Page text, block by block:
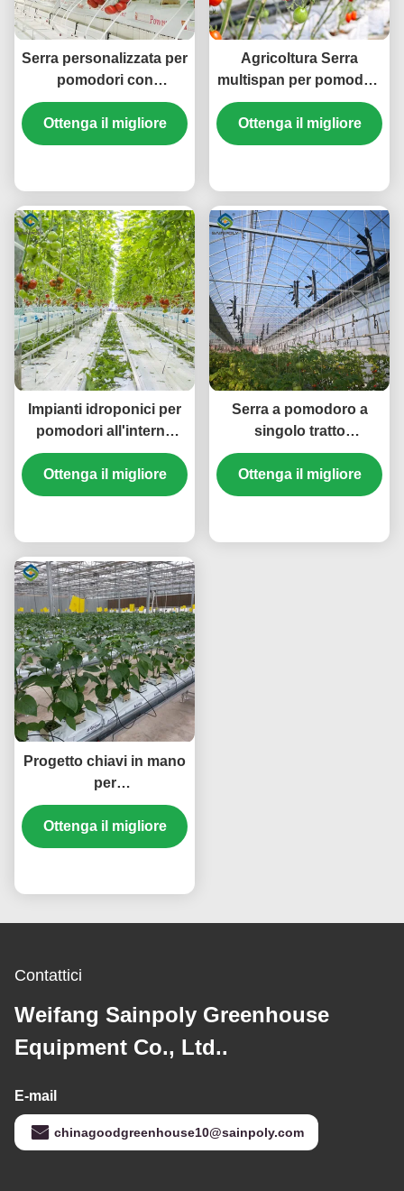
Serra personalizzata per
pomodori con
irrigazione a goccia e
luci di coltivazione a
LED
Ottenga il migliore
Agricoltura Serra
multispan per pomodori
Progetto chiavi in mano
Dimensioni
personalizzabili
Ottenga il migliore
Impianti idroponici per
pomodori all'interno
Impresa in vendita con
sistema idroponico
Ottenga il migliore
Serra a pomodoro a
singolo tratto
Idroponica coltivazione
di grandi serre in vetro
Ottenga il migliore
Progetto chiavi in mano
per
l'impermeabilizzazione
delle serre idroponiche
commerciali
Ottenga il migliore
Contattici
Weifang Sainpoly Greenhouse
Equipment Co., Ltd..
E-mail
chinagoodgreenhouse10@sainpoly.com